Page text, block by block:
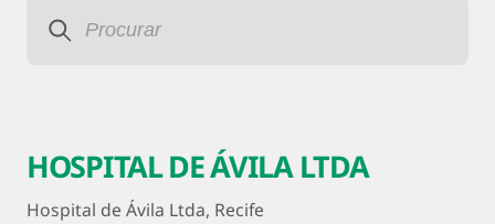
HOSPITAL DE ÁVILA LTDA
Hospital de Ávila Ltda, Recife